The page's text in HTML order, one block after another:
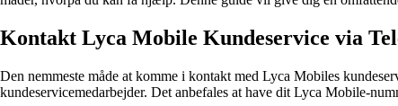
Kontakt Lyca Mobile Kundeservice via
Den nemmeste måde at komme i kontakt med Lyca Mobiles
kundeservicemedarbejder. Det anbefales at have dit Lyca Mobile-